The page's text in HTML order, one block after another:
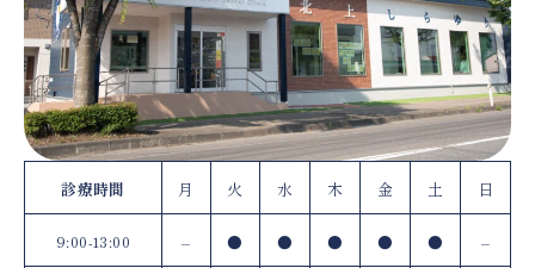
診療時間 月 火 水 木 金 土 日
9:00-13:00 – ● ● ● ● ● –